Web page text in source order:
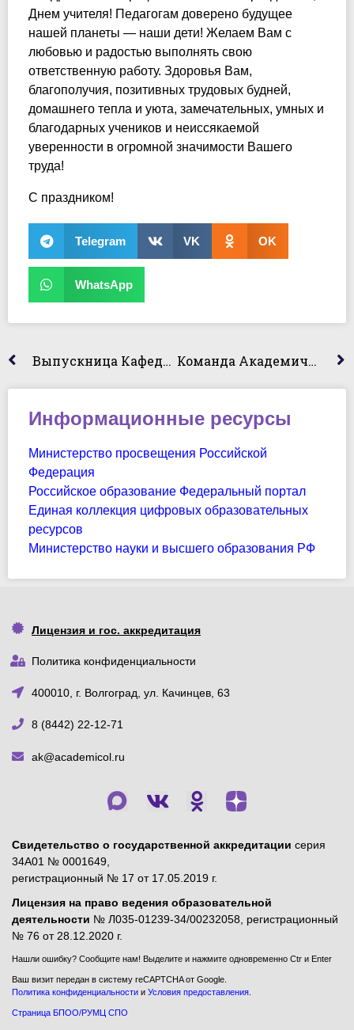
Днем учителя! Педагогам доверено будущее
нашей планеты — наши дети! Желаем Вам с
любовью и радостью выполнять свою
ответственную работу. Здоровья Вам,
благополучия, позитивных трудовых будней,
домашнего тепла и уюта, замечательных, умных и
благодарных учеников и неиссякаемой
уверенности в огромной значимости Вашего
труда!
С праздником!
Telegram VK OK
WhatsApp
Выпускница Кафедры Юридических Дисциплин Посетила Студентов Специальности «Правоохранительная Деятельности» Команда Академического Колледжа В 5-Ке ЛУЧШИХ!
Информационные ресурсы
Министерство просвещения Российской
Федерация
Российское образование Федеральный портал
Единая коллекция цифровых образовательных
ресурсов
Министерство науки и высшего образования РФ
Лицензия и гос. аккредитация
Политика конфиденциальности
400010, г. Волгоград, ул. Качинцев, 63
8 (8442) 22-12-71
ak@academicol.ru
Свидетельство о государственной аккредитации серия
34А01 № 0001649,
регистрационный № 17 от 17.05.2019 г.
Лицензия на право ведения образовательной
деятельности № Л035-01239-34/00232058, регистрационный
№ 76 от 28.12.2020 г.
Нашли ошибку? Сообщите нам! Выделите и нажмите одновременно Ctr и Enter
Ваш визит передан в систему reCAPTCHA от Google.
Политика конфиденциальности и Условия предоставления
Страница БПОО/РУМЦ СПО